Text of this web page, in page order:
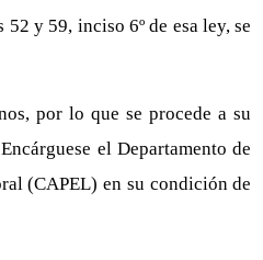
y 59, inciso 6º de esa ley, se
por lo que se procede a su
el Departamento de
(CAPEL) en su condición de